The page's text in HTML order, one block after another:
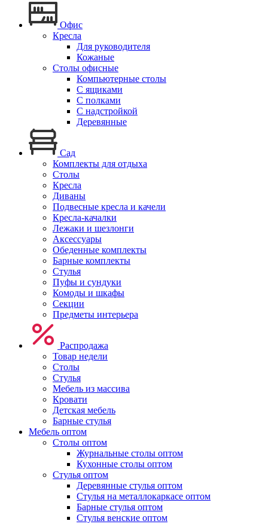
Офис
Кресла
Для руководителя
Кожаные
Столы офисные
Компьютерные столы
С ящиками
С полками
С надстройкой
Деревянные
Сад
Комплекты для отдыха
Столы
Кресла
Диваны
Подвесные кресла и качели
Кресла-качалки
Лежаки и шезлонги
Аксессуары
Обеденные комплекты
Барные комплекты
Стулья
Пуфы и сундуки
Комоды и шкафы
Секции
Предметы интерьера
Распродажа
Товар недели
Столы
Стулья
Мебель из массива
Кровати
Детская мебель
Барные стулья
Мебель оптом
Столы оптом
Журнальные столы оптом
Кухонные столы оптом
Стулья оптом
Деревянные стулья оптом
Стулья на металлокаркасе оптом
Барные стулья оптом
Стулья венские оптом